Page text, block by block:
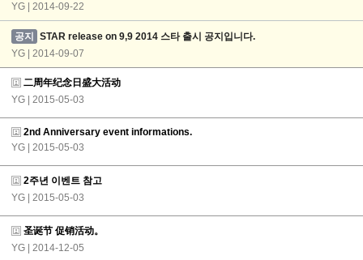
YG | 2014-09-22
공지
STAR release on 9,9 2014 스타 출시 공지입니다.
YG | 2014-09-07
二周年纪念日盛大活动
YG
| 2015-05-03
2nd Anniversary event informations.
YG
| 2015-05-03
2주년 이벤트 참고
YG
| 2015-05-03
圣诞节 促销活动。
YG
| 2014-12-05